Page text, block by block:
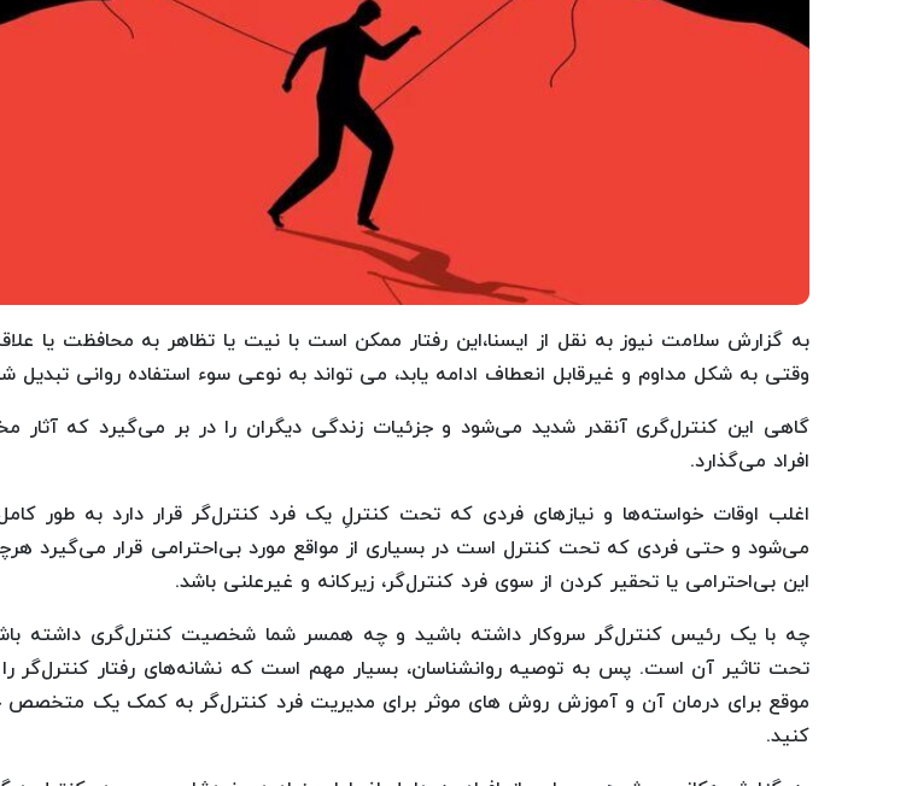
به گزارش سلامت نیوز به نقل از ایسنا،این رفتار ممکن است با نیت یا تظاهر به محافظت یا
وقتی به شکل مداوم و غیرقابل انعطاف ادامه یابد، می تواند به نوعی سوء استفاده روانی تبدیل
گاهی این کنترل‌گری آنقدر شدید می‌شود و جزئیات زندگی دیگران را در بر می‌گیرد که آثار
افراد می‌گذارد.
اغلب اوقات خواسته‌ها و نیازهای فردی که تحت کنترلِ یک فرد کنترل‌گر قرار دارد به طور
می‌شود و حتی فردی که تحت کنترل است در بسیاری از مواقع مورد بی‌احترامی قرار می‌گیرد
این بی‌احترامی یا تحقیر کردن از سوی فرد کنترل‌گر، زیرکانه و غیرعلنی باشد.
چه با یک رئیس کنترل‌گر سروکار داشته باشید و چه همسر شما شخصیت کنترل‌گری داشته
تحت تاثیر آن است. پس به توصیه روانشناسان، بسیار مهم است که نشانه‌های رفتار کنترل‌گر
موقع برای درمان آن و آموزش روش های موثر برای مدیریت فرد کنترل‌گر به کمک یک متخصص
کنید.